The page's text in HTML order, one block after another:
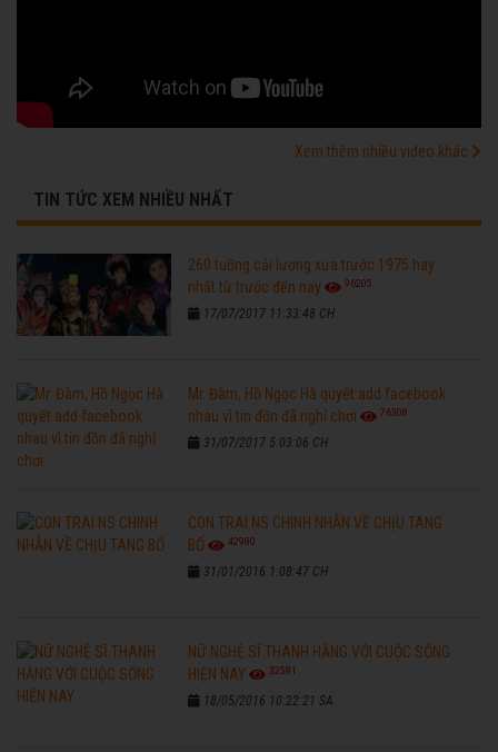
Xem thêm nhiều video khác
TIN TỨC XEM NHIỀU NHẤT
260 tuồng cải lương xưa trước 1975 hay
nhất từ trước đến nay
96205
17/07/2017 11:33:48 CH
Mr. Đàm, Hồ Ngọc Hà quyết add facebook
nhau vì tin đồn đã nghỉ chơi
76308
31/07/2017 5:03:06 CH
CON TRAI NS CHINH NHẪN VỀ CHỊU TANG
BỐ
42980
31/01/2016 1:08:47 CH
NỮ NGHỆ SĨ THANH HẰNG VỚI CUỘC SỐNG
HIỆN NAY
32581
18/05/2016 10:22:21 SA